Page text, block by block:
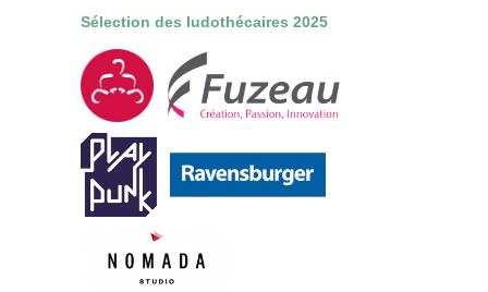
Sélection des ludothécaires 2025